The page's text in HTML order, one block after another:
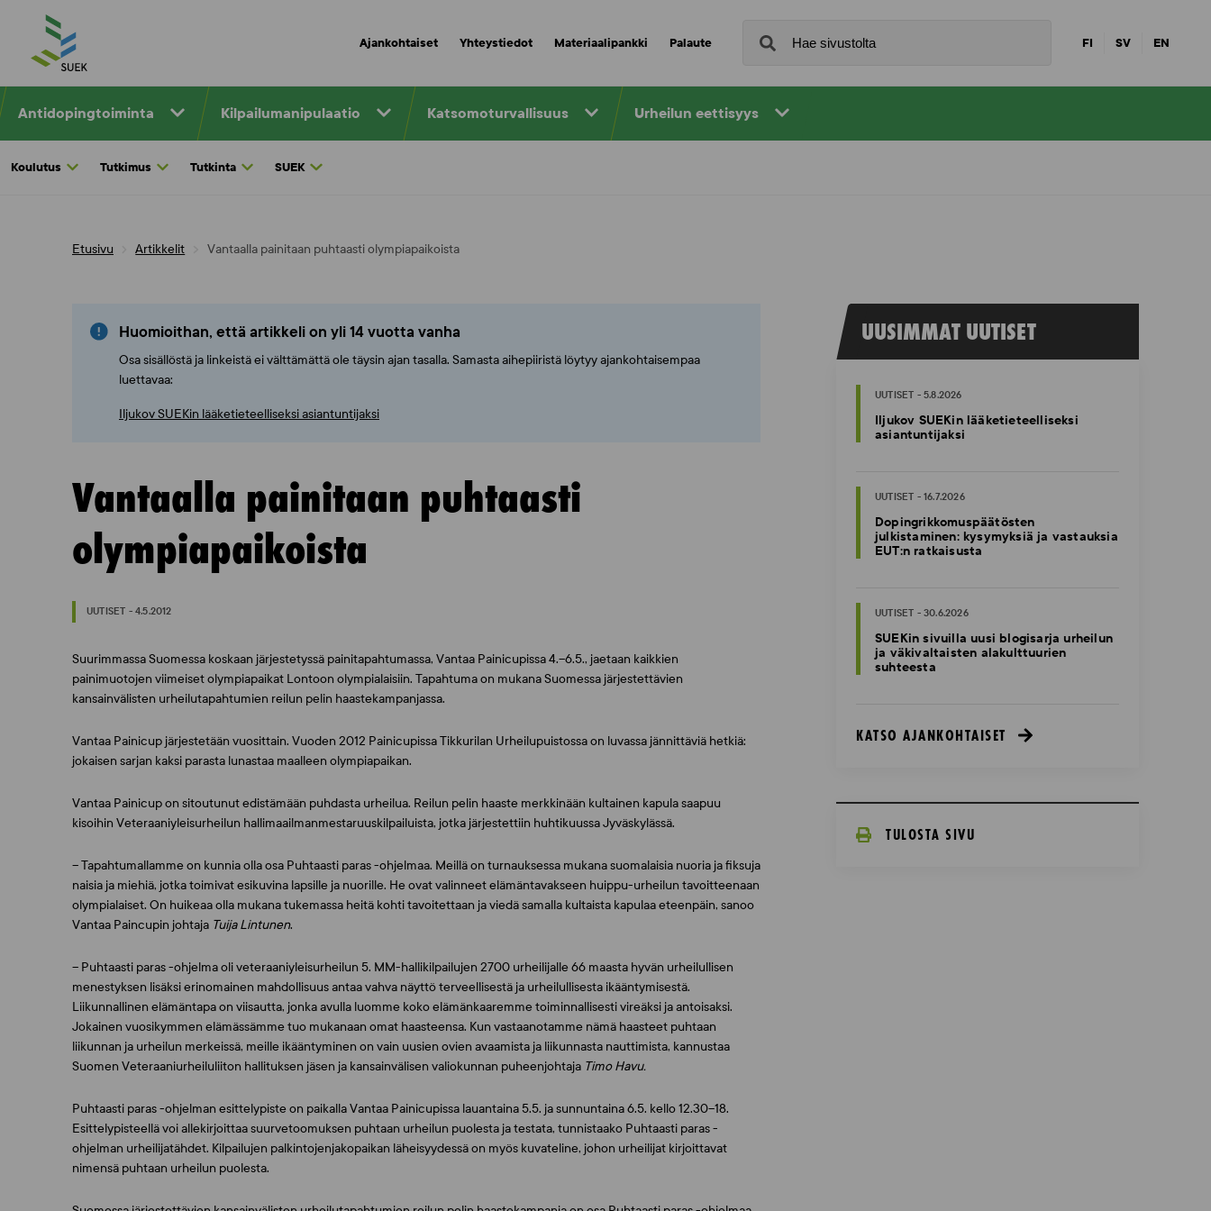
content
Ajankohtaiset Yhteystiedot Materiaalipankki Palaute FI SV EN
Antidopingtoiminta Kilpailumanipulaatio Katsomoturvallisuus Urheilun eettisyys
Koulutus Tutkimus Tutkinta SUEK
Etusivu Artikkelit Vantaalla painitaan puhtaasti olympiapaikoista
Huomioithan, että artikkeli on yli 14 vuotta vanha
Osa sisällöstä ja linkeistä ei välttämättä ole täysin ajan tasalla. Samasta aihepiiristä löytyy ajankohtaisempaa
luettavaa:
Iljukov SUEKin lääketieteelliseksi asiantuntijaksi
Vantaalla painitaan puhtaasti
olympiapaikoista
UUTISET - 4.5.2012
Suurimmassa Suomessa koskaan järjestetyssä painitapahtumassa, Vantaa Painicupissa 4.–6.5., jaetaan kaikkien
painimuotojen viimeiset olympiapaikat Lontoon olympialaisiin. Tapahtuma on mukana Suomessa järjestettävien
kansainvälisten urheilutapahtumien reilun pelin haastekampanjassa.
Vantaa Painicup järjestetään vuosittain. Vuoden 2012 Painicupissa Tikkurilan Urheilupuistossa on luvassa jännittäviä hetkiä:
jokaisen sarjan kaksi parasta lunastaa maalleen olympiapaikan.
Vantaa Painicup on sitoutunut edistämään puhdasta urheilua. Reilun pelin haaste merkkinään kultainen kapula saapuu
kisoihin Veteraaniyleisurheilun hallimaailmanmestaruuskilpailuista, jotka järjestettiin huhtikuussa Jyväskylässä.
– Tapahtumallamme on kunnia olla osa Puhtaasti paras -ohjelmaa. Meillä on turnauksessa mukana suomalaisia nuoria ja fiksuja
naisia ja miehiä, jotka toimivat esikuvina lapsille ja nuorille. He ovat valinneet elämäntavakseen huippu-urheilun tavoitteenaan
olympialaiset. On huikeaa olla mukana tukemassa heitä kohti tavoitettaan ja viedä samalla kultaista kapulaa eteenpäin, sanoo
Vantaa Paincupin johtaja Tuija Lintunen.
– Puhtaasti paras -ohjelma oli veteraaniyleisurheilun 5. MM-hallikilpailujen 2700 urheilijalle 66 maasta hyvän urheilullisen
menestyksen lisäksi erinomainen mahdollisuus antaa vahva näyttö terveellisestä ja urheilullisesta ikääntymisestä.
Liikunnallinen elämäntapa on viisautta, jonka avulla luomme koko elämänkaaremme toiminnallisesti vireäksi ja antoisaksi.
Jokainen vuosikymmen elämässämme tuo mukanaan omat haasteensa. Kun vastaanotamme nämä haasteet puhtaan
liikunnan ja urheilun merkeissä, meille ikääntyminen on vain uusien ovien avaamista ja liikunnasta nauttimista, kannustaa
Suomen Veteraaniurheiluliiton hallituksen jäsen ja kansainvälisen valiokunnan puheenjohtaja Timo Havu.
Puhtaasti paras -ohjelman esittelypiste on paikalla Vantaa Painicupissa lauantaina 5.5. ja sunnuntaina 6.5. kello 12.30–18.
Esittelypisteellä voi allekirjoittaa suurvetoomuksen puhtaan urheilun puolesta ja testata, tunnistaako Puhtaasti paras -
ohjelman urheilijatähdet. Kilpailujen palkintojenjakopaikan läheisyydessä on myös kuvateline, johon urheilijat kirjoittavat
nimensä puhtaan urheilun puolesta.
UUSIMMAT UUTISET
UUTISET - 5.8.2026
Iljukov SUEKin lääketieteelliseksi
asiantuntijaksi
UUTISET - 16.7.2026
Dopingrikkomuspäätösten
julkistaminen: kysymyksiä ja vastauksia
EUT:n ratkaisusta
UUTISET - 30.6.2026
SUEKin sivuilla uusi blogisarja urheilun
ja väkivaltaisten alakulttuurien
suhteesta
KATSO AJANKOHTAISET
TULOSTA SIVU